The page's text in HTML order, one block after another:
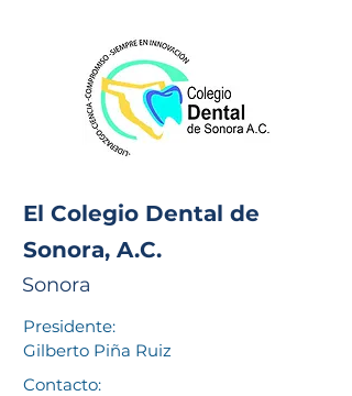
El Colegio Dental de
Sonora, A.C.
Sonora
Presidente:
Gilberto Piña Ruiz
Contacto: